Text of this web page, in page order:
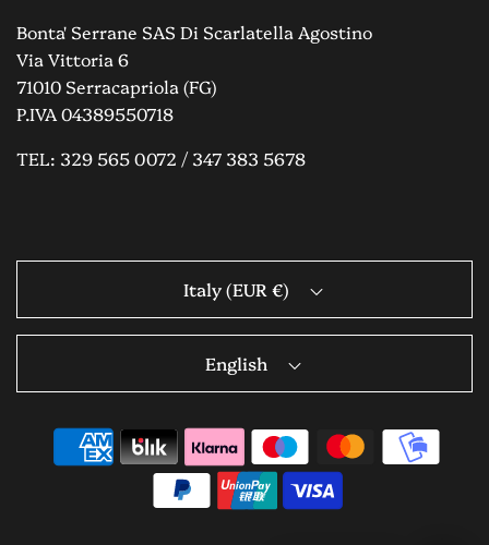
Bonta' Serrane SAS Di Scarlatella Agostino
Via Vittoria 6
71010 Serracapriola (FG)
P.IVA 04389550718
TEL: 329 565 0072 / 347 383 5678
Italy (EUR €)
English